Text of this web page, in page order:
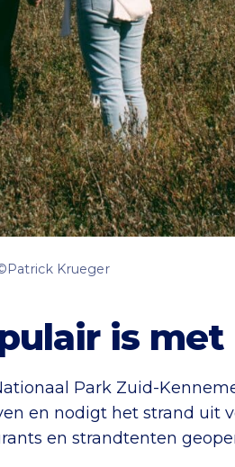
Krueger
is met
Park Zuid-
en nodigt het strand uit
en strandtenten